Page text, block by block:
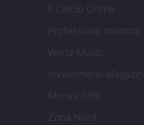
Il Calcio Online
Professione mamma
World Music
Investimenti Magazine
Money 365
Zona Nerd